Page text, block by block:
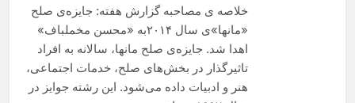
خلاصه ی مصاحبه گزارش هفته: جایزه‌ی صلح
«مانها»ی سال ٢٠١۴به «محسن مخملباف»
اهدا شد. جایزه‌ی صلح مانها، سالانه به افراد
تاثیرگذار در بخش‌های صلح، خدمات اجتماعی،
هنر و ادبیات داده می‌شود. این رشته جوایز در